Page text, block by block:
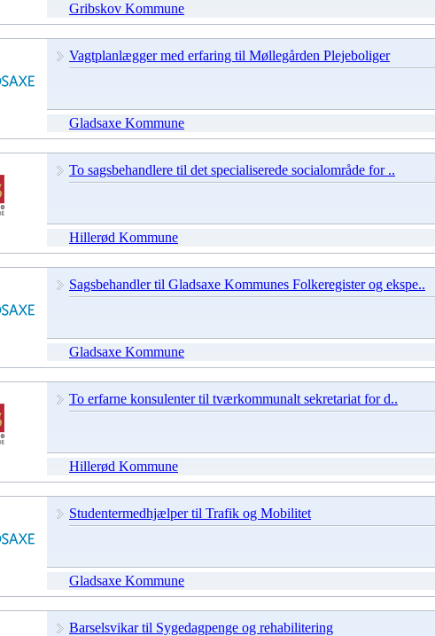
Gribskov Kommune
Vagtplanlægger med erfaring til Møllegården Plejeboliger
Gladsaxe Kommune
To sagsbehandlere til det specialiserede socialområde for ..
Hillerød Kommune
Sagsbehandler til Gladsaxe Kommunes Folkeregister og ekspe..
Gladsaxe Kommune
To erfarne konsulenter til tværkommunalt sekretariat for d..
Hillerød Kommune
Studentermedhjælper til Trafik og Mobilitet
Gladsaxe Kommune
Barselsvikar til Sygedagpenge og rehabilitering